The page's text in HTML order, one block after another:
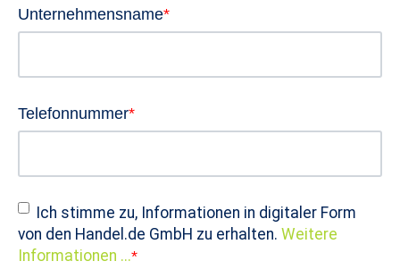
Unternehmensname*
Telefonnummer*
Ich stimme zu, Informationen in digitaler Form
von den Handel.de GmbH zu erhalten. Weitere
Informationen ...*